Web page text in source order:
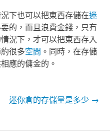
下也可以把東西存儲在迷
的，而且浪費金錢，只有
況下，才可以把東西存入
很多空間 。同時，在存儲
應的傭金的。
迷你倉的存儲量是多少 →